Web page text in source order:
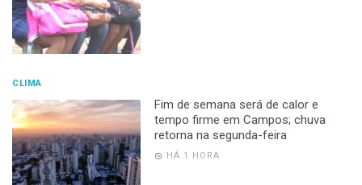
CLIMA
Fim de semana será de calor e
tempo firme em Campos; chuva
retorna na segunda-feira
HÁ 1 HORA